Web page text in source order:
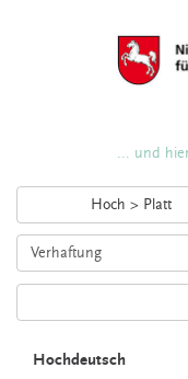
... und
Hoch > Platt
Hochdeutsch